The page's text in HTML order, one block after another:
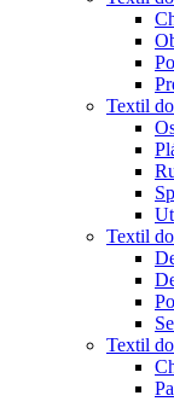
Textil
Textil
Textil